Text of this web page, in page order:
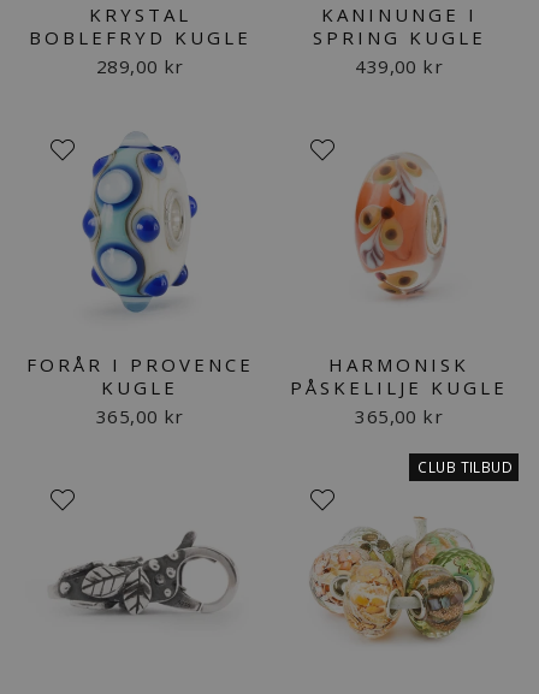
KRYSTAL
BOBLEFRYD KUGLE
289,00 kr
KANINUNGE I
SPRING KUGLE
439,00 kr
FORÅR I PROVENCE
KUGLE
365,00 kr
HARMONISK
PÅSKELILJE KUGLE
365,00 kr
CLUB TILBUD